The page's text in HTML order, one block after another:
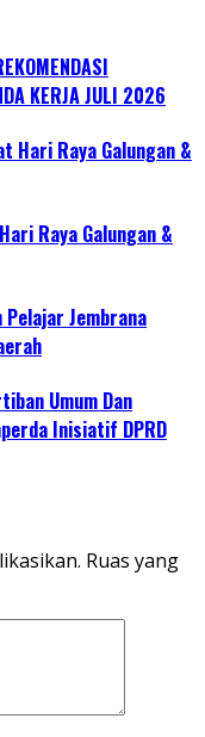
KERJA JULI 2026
Hari Raya Galungan &
Raya Galungan &
Pelajar Jembrana
Umum Dan
Inisiatif DPRD
Ruas yang